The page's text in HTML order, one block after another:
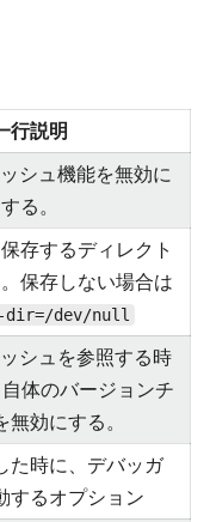
行説明
シュ機能を無効に
する。
存するディレクト
保存しない場合は
dir=/dev/null
シュを参照する時
自体のバージョンチ
無効にする。
た時に、デバッガ
するオプション